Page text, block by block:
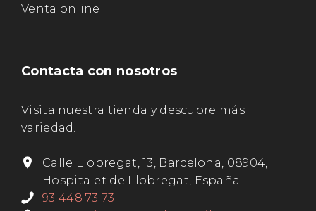
Venta online
Contacta con nosotros
Visita nuestra tienda y descubre más
variedad.
Calle Llobregat, 13, Barcelona, 08904,
Hospitalet de Llobregat, España
93 448 73 73